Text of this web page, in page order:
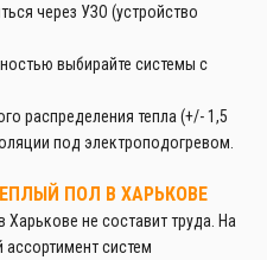
через УЗО (устройство
выбирайте системы с
распределения тепла (+/- 1,5
под электроподогревом.
ПОЛ В ХАРЬКОВЕ
Харькове не составит труда. На
систем